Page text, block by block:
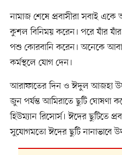
নামাজ শেষে প্রবাসীরা সবাই
কুশল বিনিময় করেন। পরে যাঁর যাঁর
পশু কোরবানি করেন। অনেকে
কর্মস্থলে যোগ দেন।
আরাফাতের দিন ও ঈদুল আজহা
জুন পর্যন্ত আমিরাতে ছুটি ঘোষণা
হিউম্যান রিসোর্স। ঈদের ছুটিতে
সুযোগমতো ঈদের ছুটি নানাভাবে